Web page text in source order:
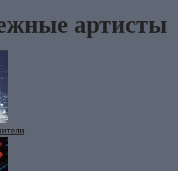
артисты